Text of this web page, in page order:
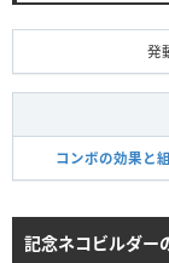
発
コンボの効果と
記念ネコビルダー